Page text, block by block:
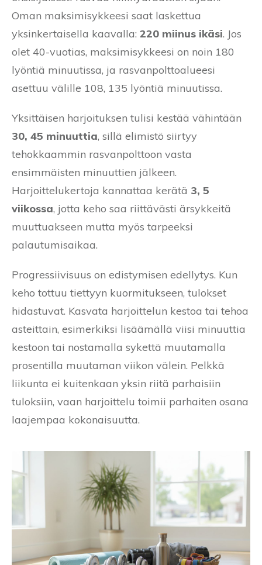
Oman maksimisykkeesi saat laskettua
yksinkertaisella kaavalla: 220 miinus ikäsi. Jos
olet 40-vuotias, maksimisykkeesi on noin 180
lyöntiä minuutissa, ja rasvanpolttoalueesi
asettuu välille 108, 135 lyöntiä minuutissa.
Yksittäisen harjoituksen tulisi kestää vähintään
30, 45 minuuttia, sillä elimistö siirtyy
tehokkaammin rasvanpolttoon vasta
ensimmäisten minuuttien jälkeen.
Harjoittelukertoja kannattaa kerätä 3, 5
viikossa, jotta keho saa riittävästi ärsykkeitä
muuttuakseen mutta myös tarpeeksi
palautumisaikaa.
Progressiivisuus on edistymisen edellytys. Kun
keho tottuu tiettyyn kuormitukseen, tulokset
hidastuvat. Kasvata harjoittelun kestoa tai tehoa
asteittain, esimerkiksi lisäämällä viisi minuuttia
kestoon tai nostamalla sykettä muutamalla
prosentilla muutaman viikon välein. Pelkkä
liikunta ei kuitenkaan yksin riitä parhaisiin
tuloksiin, vaan harjoittelu toimii parhaiten osana
laajempaa kokonaisuutta.